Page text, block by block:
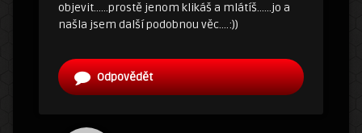
objevit……prostě jenom klikáš a mlátíš……jo a
našla jsem další podobnou věc….:))
Odpovědět